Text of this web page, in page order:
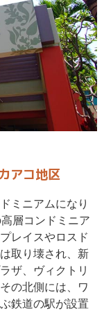
アコ地区
ミニアムになり
層コンドミニア
レイスやロスド
取り壊され、新
ザ、ヴィクトリ
の北側には、ワ
鉄道の駅が設置